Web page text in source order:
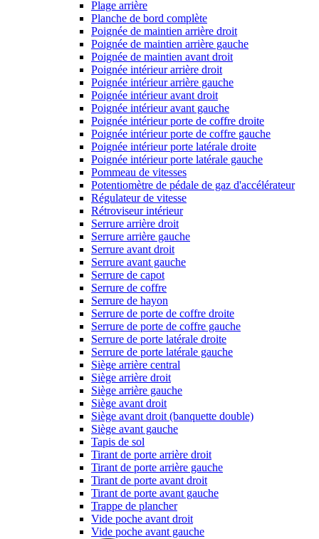
Plage arrière
Planche de bord complète
Poignée de maintien arrière droit
Poignée de maintien arrière gauche
Poignée de maintien avant droit
Poignée intérieur arrière droit
Poignée intérieur arrière gauche
Poignée intérieur avant droit
Poignée intérieur avant gauche
Poignée intérieur porte de coffre droite
Poignée intérieur porte de coffre gauche
Poignée intérieur porte latérale droite
Poignée intérieur porte latérale gauche
Pommeau de vitesses
Potentiomètre de pédale de gaz d'accélérateur
Régulateur de vitesse
Rétroviseur intérieur
Serrure arrière droit
Serrure arrière gauche
Serrure avant droit
Serrure avant gauche
Serrure de capot
Serrure de coffre
Serrure de hayon
Serrure de porte de coffre droite
Serrure de porte de coffre gauche
Serrure de porte latérale droite
Serrure de porte latérale gauche
Siège arrière central
Siège arrière droit
Siège arrière gauche
Siège avant droit
Siège avant droit (banquette double)
Siège avant gauche
Tapis de sol
Tirant de porte arrière droit
Tirant de porte arrière gauche
Tirant de porte avant droit
Tirant de porte avant gauche
Trappe de plancher
Vide poche avant droit
Vide poche avant gauche